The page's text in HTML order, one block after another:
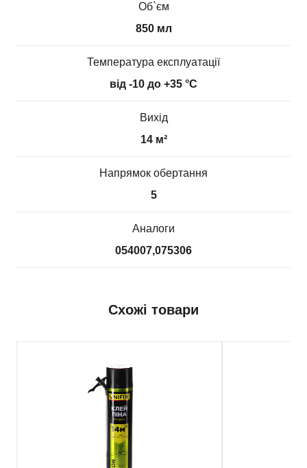
Об`єм
850 мл
Температура експлуатації
від -10 до +35 °С
Вихід
14 м²
Напрямок обертання
5
Аналоги
054007,075306
Схожі товари